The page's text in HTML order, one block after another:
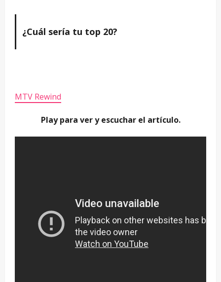
¿Cuál sería tu top 20?
MTV Rewind
Play para ver y escuchar el artículo.